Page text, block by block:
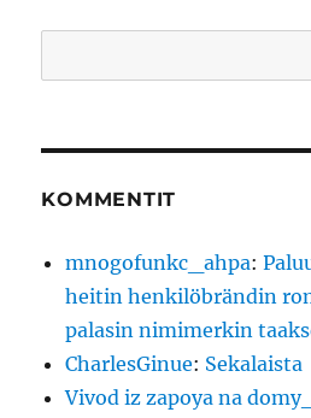
KOMMENTIT
mnogofunkc_ahpa:
heitin henkilöbrändin
palasin nimimerkin
CharlesGinue: Sekalaista
Vivod iz zapoya na